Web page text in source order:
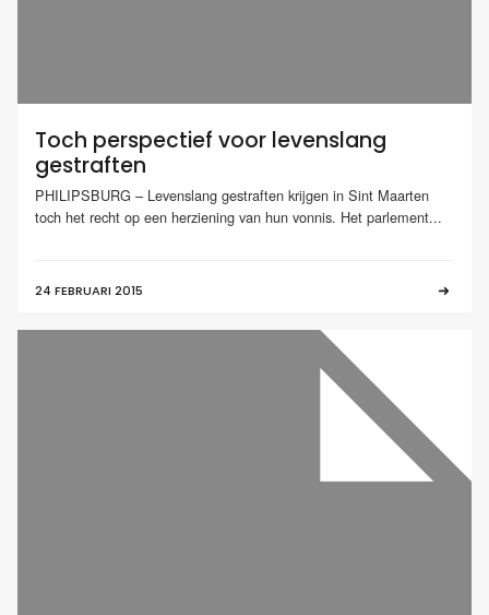
Toch perspectief voor levenslang
gestraften
PHILIPSBURG – Levenslang gestraften krijgen in Sint Maarten
toch het recht op een herziening van hun vonnis. Het parlement...
24 FEBRUARI 2015